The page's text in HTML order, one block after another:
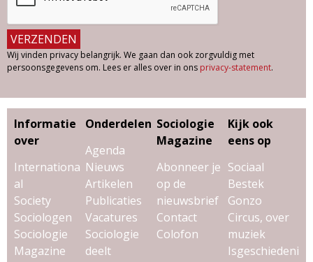
Wij vinden privacy belangrijk. We gaan dan ook zorgvuldig met
persoonsgegevens om. Lees er alles over in ons privacy-statement.
Informatie
over
Internationa
al
Society
Sociologen
Sociologie
Magazine
Onderdelen
Agenda
Nieuws
Artikelen
Publicaties
Vacatures
Sociologie
deelt
Sociologie
Magazine
Abonneer je
op de
nieuwsbrief
Contact
Colofon
Kijk ook
eens op
Sociaal
Bestek
Gonzo
Circus, over
muziek
Isgeschiedeni